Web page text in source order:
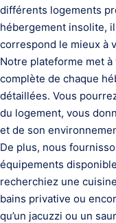
différents logements
hébergement insolite,
correspond le mieux à
Notre plateforme met
complète de chaque
détaillées. Vous
du logement, vous
et de son
De plus, nous
équipements
recherchiez une
bains privative ou
qu’un jacuzzi ou un